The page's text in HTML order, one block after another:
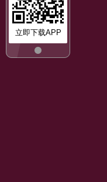
立即下载APP